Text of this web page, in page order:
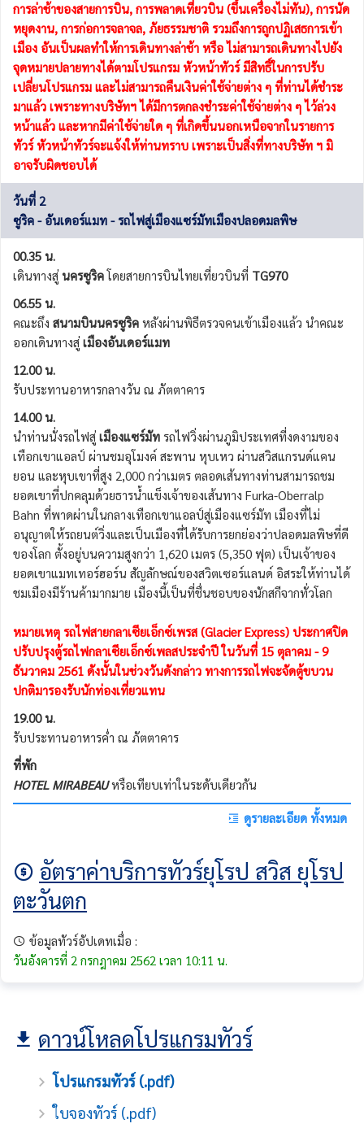
การล่าช้าของสายการบิน, การพลาดเที่ยวบิน (ขึ้นเครื่องไม่ทัน), การนัด
หยุดงาน, การก่อการจลาจล, ภัยธรรมชาติ รวมถึงการถูกปฏิเสธการเข้า
เมือง อันเป็นผลทำให้การเดินทางล่าช้า หรือ ไม่สามารถเดินทางไปยัง
จุดหมายปลายทางได้ตามโปรแกรม หัวหน้าทัวร์ มีสิทธิ์ในการปรับ
เปลี่ยนโปรแกรม และไม่สามารถคืนเงินค่าใช้จ่ายต่าง ๆ ที่ท่านได้ชำระ
มาแล้ว เพราะทางบริษัทฯ ได้มีการตกลงชำระค่าใช้จ่ายต่าง ๆ ไว้ล่วง
หน้าแล้ว และหากมีค่าใช้จ่ายใด ๆ ที่เกิดขึ้นนอกเหนือจากในรายการ
ทัวร์ หัวหน้าทัวร์จะแจ้งให้ท่านทราบ เพราะเป็นสิ่งที่ทางบริษัท ฯ มิ
อาจรับผิดชอบได้
วันที่ 2
ซูริค - อันเดอร์แมท - รถไฟสู่เมืองแซร์มัทเมืองปลอดมลพิษ
00.35 น.
เดินทางสู่ นครซูริคโดยสายการบินไทยเที่ยวบินที่ TG970
06.55 น.
คณะถึง สนามบินนครซูริค หลังผ่านพิธีตรวจคนเข้าเมืองแล้ว นำคณะ
ออกเดินทางสู่ เมืองอันเดอร์แมท
12.00 น.
รับประทานอาหารกลางวัน ณ ภัตตาคาร
14.00 น.
นำท่านนั่งรถไฟสู่ เมืองแซร์มัท รถไฟวิ่งผ่านภูมิประเทศที่งดงามของ
เทือกเขาแอลป์ ผ่านชมอุโมงค์ สะพาน หุบเหว ผ่านสวิสแกรนด์แคน
ยอน และหุบเขาที่สูง 2,000 กว่าเมตร ตลอดเส้นทางท่านสามารถชม
ยอดเขาที่ปกคลุมด้วยธารน้ำแข็งเจ้าของเส้นทาง Furka-Oberralp
Bahn ที่พาดผ่านในกลางเทือกเขาแอลป์สู่เมืองแซร์มัท เมืองที่ไม่
อนุญาตให้รถยนต์วิ่งและเป็นเมืองที่ได้รับการยกย่องว่าปลอดมลพิษที่ดี
ของโลก ตั้งอยู่บนความสูงกว่า 1,620 เมตร (5,350 ฟุต) เป็นเจ้าของ
ยอดเขาแมทเทอร์ฮอร์น สัญลักษณ์ของสวิตเซอร์แลนด์ อิสระให้ท่านได้
ชมเมืองมีร้านค้ามากมาย เมืองนี้เป็นที่ชื่นชอบของนักสกีจากทั่วโลก
หมายเหตุ รถไฟสายกลาเซียเอ็กซ์เพรส (Glacier Express) ประกาศปิด
ปรับปรุงตู้รถไฟกลาเซียเอ็กซ์เพลสประจำปี ในวันที่ 15 ตุลาคม - 9
ธันวาคม 2561 ดังนั้นในช่วงวันดังกล่าว ทางการรถไฟจะจัดตู้ขบวน
ปกติมารองรับนักท่องเที่ยวแทน
19.00 น.
รับประทานอาหารค่ำ ณ ภัตตาคาร
ที่พัก
HOTEL MIRABEAUหรือเทียบเท่าในระดับเดียวกัน
ดูรายละเอียด ทั้งหมด
อัตราค่าบริการทัวร์ยุโรป สวิส ยุโรป
ตะวันตก
ข้อมูลทัวร์อัปเดทเมื่อ :
วันอังคารที่ 2 กรกฎาคม 2562 เวลา 10:11 น.
ดาวน์โหลดโปรแกรมทัวร์
โปรแกรมทัวร์ (.pdf)
ใบจองทัวร์ (.pdf)